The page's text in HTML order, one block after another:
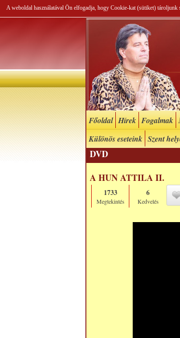
A weboldal használatával Ön elfogadja, hogy Cookie-kat (sütiket)
Főoldal Hírek Fogalmak
Különös eseteink Szent
DVD
A HUN ATTILA II.
1733
Megtekintés
6
Kedvelés